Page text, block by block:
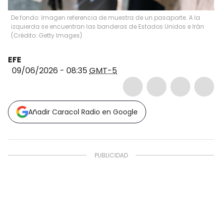
De fondo: Imagen referencia de muestra de un pasaporte. A la
izquierda se encuentran las banderas de Estados Unidos e Irán
(Crédito: Getty Images)
EFE
09/06/2026 - 08:35GMT-5
Añadir Caracol Radio en Google